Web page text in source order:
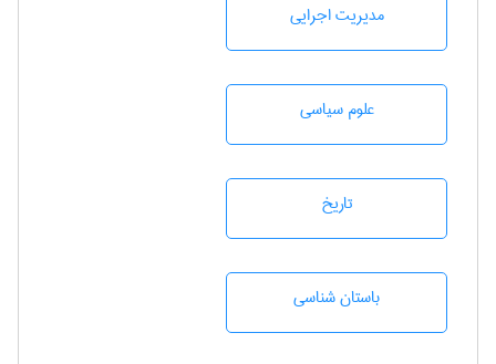
مديريت اجرايی
علوم سياسی
تاريخ
باستان شناسی